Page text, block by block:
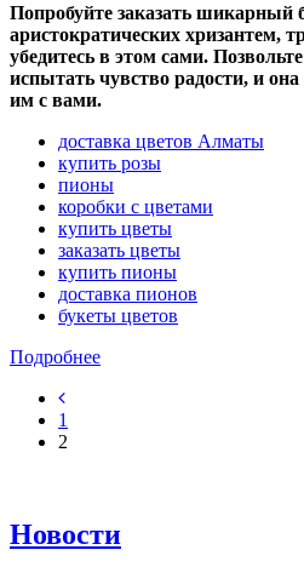
Попробуйте заказать шикарный
аристократических хризантем,
убедитесь в этом сами.
испытать чувство радости, и
им с вами.
доставка цветов Алматы
купить розы
пионы
коробки с цветами
купить цветы
заказать цветы
купить пионы
доставка пионов
букеты цветов
Подробнее
1
2
Новости